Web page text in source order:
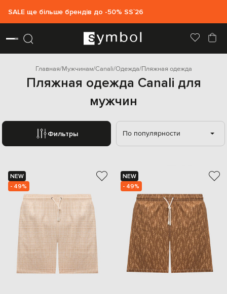
SALE ще більше брендів до -50% SS`26
Главная Мужчинам Canali Одежда Пляжная одежда
Пляжная одежда Canali для
мужчин
Фильтры По популярности
NEW
- 49%
NEW
- 49%